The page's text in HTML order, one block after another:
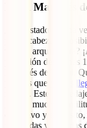
Hotel Marqués
¿Has estado alguna
por la cabeza la
tipo de arquitectura?
población de apenas
Marqués de Riscal.
pienses que
ya has
museo. Este
guarda muchas
exclusivo y
inclinadas y